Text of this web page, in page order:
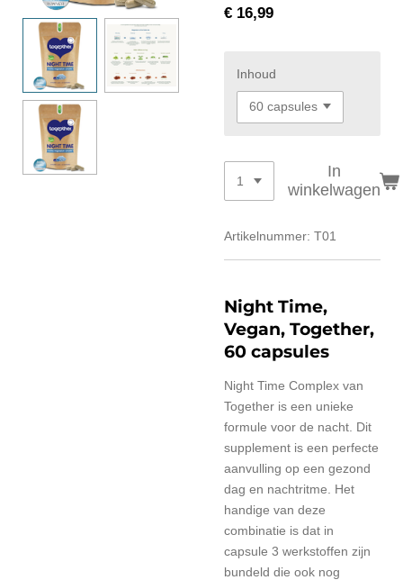
€ 16,99
Inhoud
In
winkelwagen
Artikelnummer: T01
Night Time,
Vegan, Together,
60 capsules
Night Time Complex van
Together is een unieke
formule voor de nacht. Dit
supplement is een perfecte
aanvulling op een gezond
dag en nachtritme. Het
handige van deze
combinatie is dat in
capsule 3 werkstoffen zijn
bundeld die ook nog